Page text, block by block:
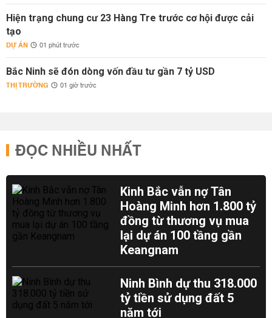
Hiện trạng chung cư 23 Hàng Tre trước cơ hội được cải
tạo
DỰ ÁN 01 phút trước
Bắc Ninh sẽ đón dòng vốn đầu tư gần 7 tỷ USD
THỊ TRƯỜNG 01 giờ trước
ĐỌC NHIỀU NHẤT
Kinh Bắc vẫn nợ Tân
Hoàng Minh hơn 1.800 tỷ
đồng từ thương vụ mua
lại dự án 100 tầng gần
Keangnam
Ninh Bình dự thu 318.000
tỷ tiền sử dụng đất 5
năm tới